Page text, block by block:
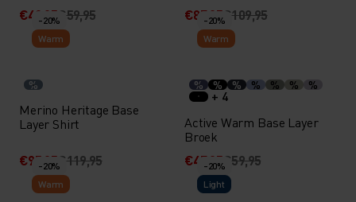
€49,95€59,95
€87,95€109,95
-20%
Warm
%
Merino Heritage Base
Layer Shirt
€95,95€119,95
-20%
Warm
% % % % % % %
+ 4
Active Warm Base Layer
Broek
€47,95€59,95
-20%
Warm
-20%
Light